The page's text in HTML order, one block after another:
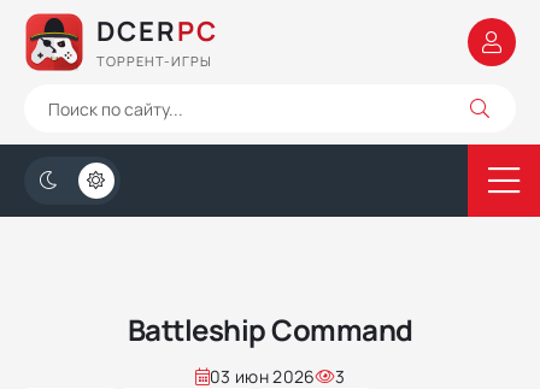
DCERPC
ТОРРЕНТ-ИГРЫ
Battleship Command
03 июн 2026
3